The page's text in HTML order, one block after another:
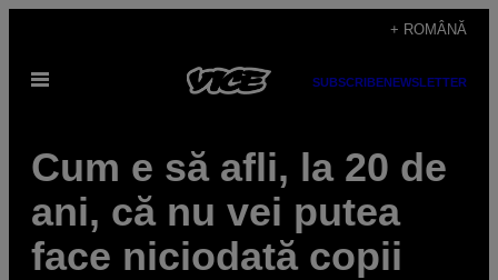
content
+ ROMÂNĂ
Open
SUBSCRIBENEWSLETTER
Cum e să afli, la 20 de
ani, că nu vei putea
face niciodată copii